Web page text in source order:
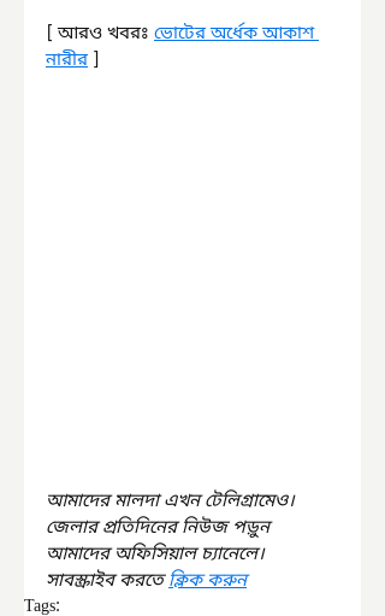
[ আরও খবরঃ ভোটের অর্ধেক আকাশ
নারীর ]
আমাদের মালদা এখন টেলিগ্রামেও।
জেলার প্রতিদিনের নিউজ পড়ুন
আমাদের অফিসিয়াল চ্যানেলে।
সাবস্ক্রাইব করতে ক্লিক করুন
Tags: